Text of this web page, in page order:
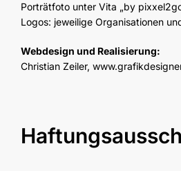
Porträtfoto unter Vita „by
Logos: jeweilige Organisationen
Webdesign und Realisierung:
Christian Zeiler,